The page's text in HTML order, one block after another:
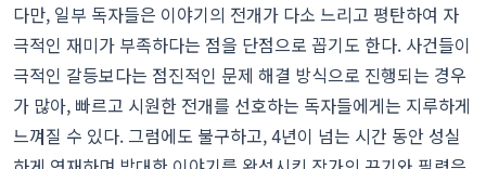
다만, 일부 독자들은 이야기의 전개가 다소 느리고 평탄하여 자
극적인 재미가 부족하다는 점을 단점으로 꼽기도 한다. 사건들이
극적인 갈등보다는 점진적인 문제 해결 방식으로 진행되는 경우
가 많아, 빠르고 시원한 전개를 선호하는 독자들에게는 지루하게
느껴질 수 있다. 그럼에도 불구하고, 4년이 넘는 시간 동안 성실